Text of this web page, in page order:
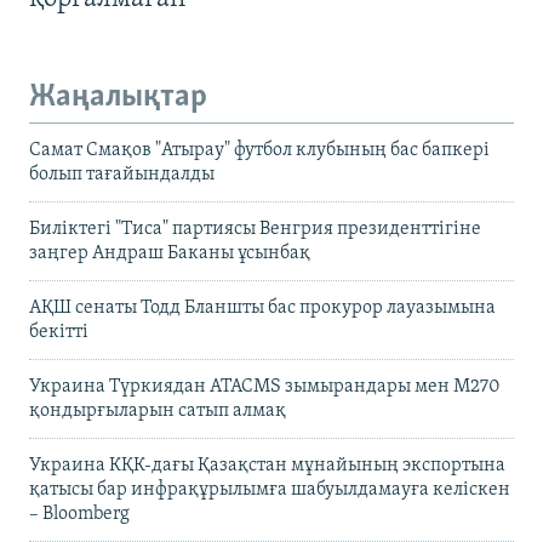
Жаңалықтар
Самат Смақов "Атырау" футбол клубының бас бапкері
болып тағайындалды
Биліктегі "Тиса" партиясы Венгрия президенттігіне
заңгер Андраш Баканы ұсынбақ
АҚШ сенаты Тодд Бланшты бас прокурор лауазымына
бекітті
Украина Түркиядан ATACMS зымырандары мен M270
қондырғыларын сатып алмақ
Украина КҚК-дағы Қазақстан мұнайының экспортына
қатысы бар инфрақұрылымға шабуылдамауға келіскен
– Bloomberg